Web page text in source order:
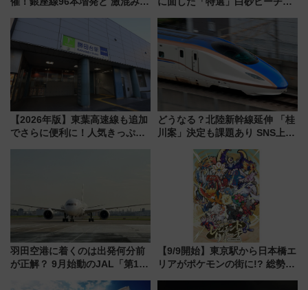
アクセス攻略法、2万発の花火が
都心の夜に！
会」は8月11日開催！
【2026年版】東葉高速線も追加
でさらに便利に！人気きっぷ
どうなる？北陸新幹線延伸 「桂
川案」決定も課題あり SNS上の
羽田空港に着くのは出発何分前
が正解？ 9月始動のJAL「第1タ
【9/9開始】東京駅から日本橋エ
リアがポケモンの街に!? 総勢